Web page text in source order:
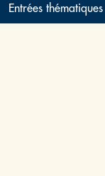
Entrées thématiques